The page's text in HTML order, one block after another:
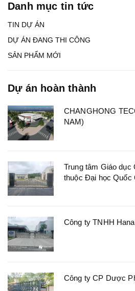
Danh mục tin tức
TIN DỰ ÁN
DỰ ÁN ĐANG THI CÔNG
SẢN PHẨM MỚI
Dự án hoàn thành
CHANGHONG
NAM)
Trung tâm Giáo dục
thuộc Đại học Quốc
Công ty TNHH
Công ty CP Dược